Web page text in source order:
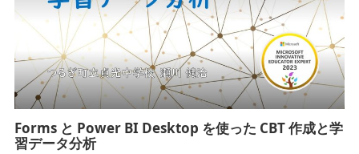
Forms と Power BI Desktop を使った CBT 作成と学
習データ分析